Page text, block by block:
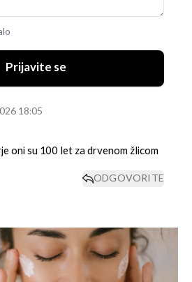
Prijavite se
18:05
oni su 100 let za drvenom žlicom
ODGOVORITE